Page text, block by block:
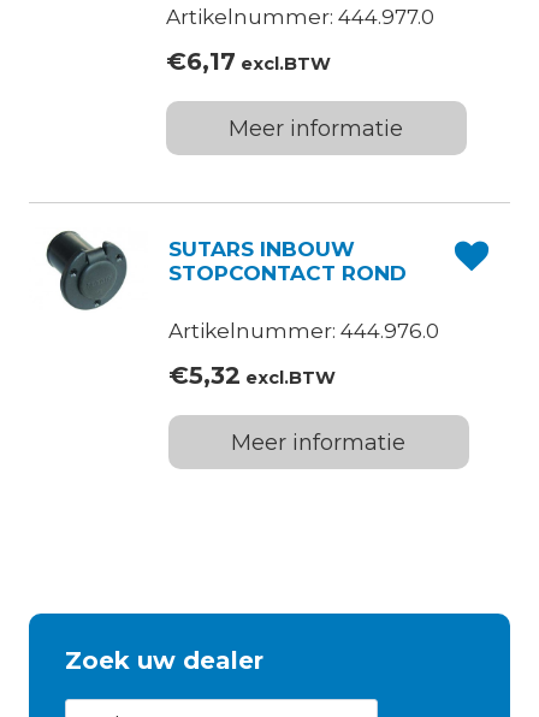
Artikelnummer: 444.977.0
€6,17 excl.BTW
Meer informatie
SUTARS INBOUW
STOPCONTACT ROND
Artikelnummer: 444.976.0
€5,32 excl.BTW
Meer informatie
Zoek uw dealer